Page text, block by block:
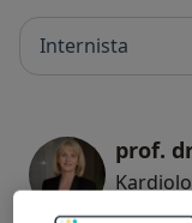
Internista
prof.